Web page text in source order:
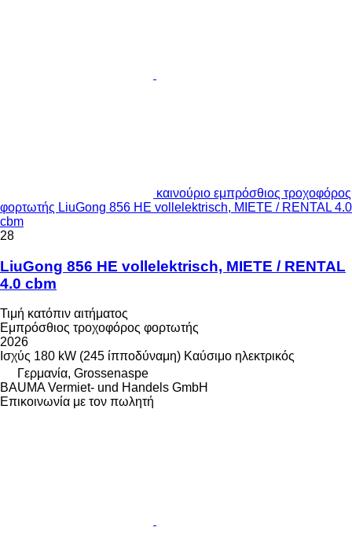
καινούριο εμπρόσθιος τροχοφόρος
φορτωτής LiuGong 856 HE vollelektrisch, MIETE / RENTAL 4.0
cbm
28
LiuGong 856 HE vollelektrisch, MIETE / RENTAL
4.0 cbm
Τιμή κατόπιν αιτήματος
Εμπρόσθιος τροχοφόρος φορτωτής
2026
Ισχύς 180 kW (245 ίπποδύναμη) Καύσιμο ηλεκτρικός
Γερμανία, Grossenaspe
BAUMA Vermiet- und Handels GmbH
Επικοινωνία με τον πωλητή